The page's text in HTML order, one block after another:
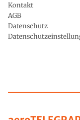
Kontakt
AGB
Datenschutz